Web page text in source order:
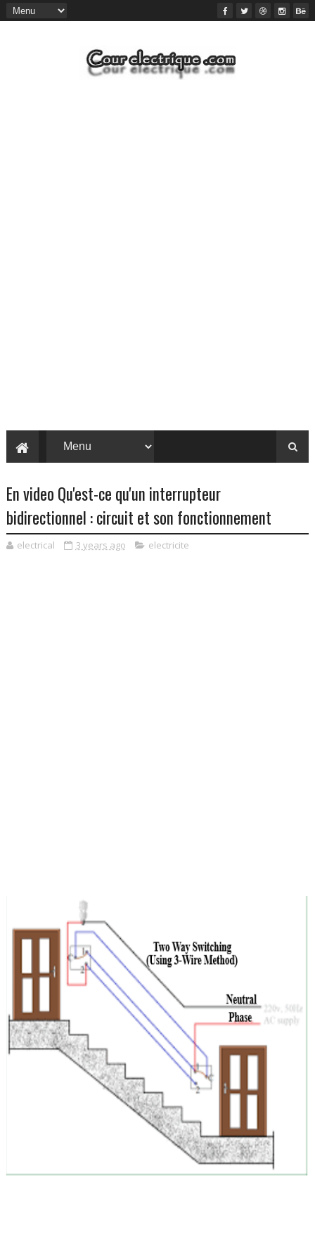
En video Qu'est-ce qu'un interrupteur
bidirectionnel : circuit et son fonctionnement
electrical 3 years ago electricite